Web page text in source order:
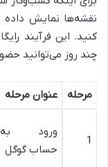
نقشه‌ها نمایش داده
کنید. این فرآیند
چند روز می‌توانید
مرحله عنوان مرحله
1
ورود به
حساب گوگل